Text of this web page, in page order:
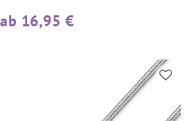
ab 16,95 €